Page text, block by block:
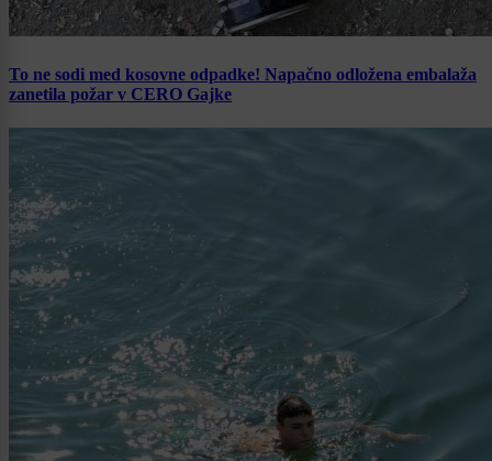
To ne sodi med kosovne odpadke! Napačno odložena embalaža
zanetila požar v CERO Gajke